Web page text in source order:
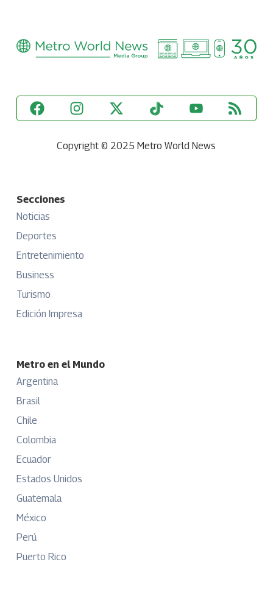
Copyright © 2025 Metro World News
Secciones
Noticias
Deportes
Entretenimiento
Business
Turismo
Edición Impresa
Metro en el Mundo
Argentina
Brasil
Chile
Colombia
Ecuador
Estados Unidos
Guatemala
México
Perú
Puerto Rico